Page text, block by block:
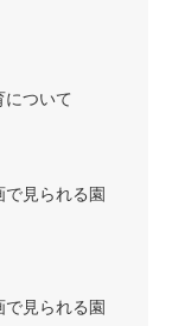
ついて
見られる園
見られる園